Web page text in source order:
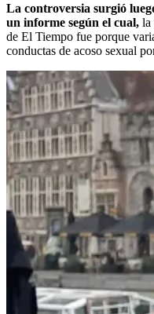
La controversia surgió
un informe según el cual, la
de El Tiempo fue porque
conductas de acoso sexual